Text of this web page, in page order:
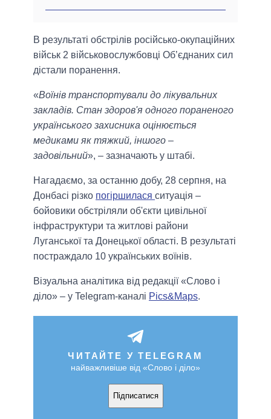
В результаті обстрілів російсько-окупаційних
військ 2 військовослужбовці Об’єднаних сил
дістали поранення.
«Воїнів транспортували до лікувальних
закладів. Стан здоров'я одного пораненого
українського захисника оцінюється
медиками як тяжкий, іншого –
задовільний», – зазначають у штабі.
Нагадаємо, за останню добу, 28 серпня, на
Донбасі різко погіршилася ситуація –
бойовики обстріляли об'єкти цивільної
інфраструктури та житлові райони
Луганської та Донецької області. В результаті
постраждало 10 українських воїнів.
Візуальна аналітика від редакції «Слово і
діло» – у Telegram-каналі Pics&Maps.
ЧИТАЙТЕ У TELEGRAM
найважливіше від «Слово і діло»
Підписатися